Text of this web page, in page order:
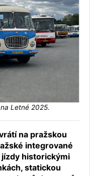
Letné 2025.
na pražskou
integrované
historickými
statickou